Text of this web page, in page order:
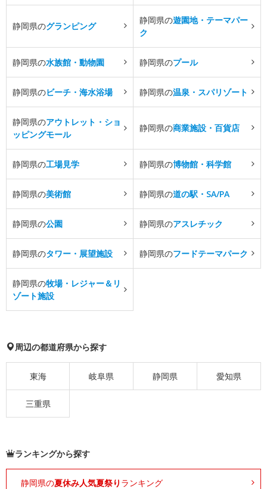
静岡県のグランピング
静岡県の遊園地・テーマパー
ク
静岡県の水族館・動物園 静岡県のプール
静岡県のビーチ・海水浴場 静岡県の温泉・スパリゾート
静岡県のアウトレット・ショ
ッピングモール
静岡県の商業施設・百貨店
静岡県の工場見学 静岡県の博物館・科学館
静岡県の美術館 静岡県の道の駅・SA/PA
静岡県の公園 静岡県のアスレチック
静岡県のタワー・展望施設 静岡県のフードテーマパーク
静岡県の牧場・レジャー＆リ
ゾート施設
周辺の都道府県から探す
東海 岐阜県 静岡県 愛知県
三重県
ランキングから探す
静岡県の夏休み人気夏祭り ランキング